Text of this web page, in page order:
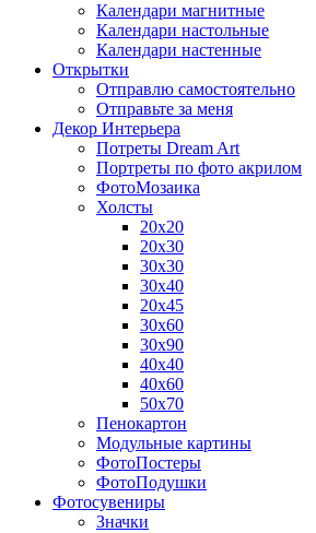
Календари магнитные
Календари настольные
Календари настенные
Открытки
Отправлю самостоятельно
Отправьте за меня
Декор Интерьера
Потреты Dream Art
Портреты по фото акрилом
ФотоМозаика
Холсты
20х20
20х30
30х30
30х40
20х45
30х60
30х90
40х40
40х60
50х70
Пенокартон
Модульные картины
ФотоПостеры
ФотоПодушки
Фотоcувениры
Значки